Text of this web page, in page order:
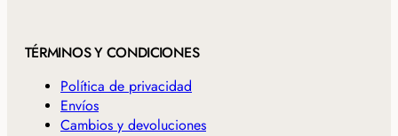
TÉRMINOS Y CONDICIONES
Política de privacidad
Envíos
Cambios y devoluciones